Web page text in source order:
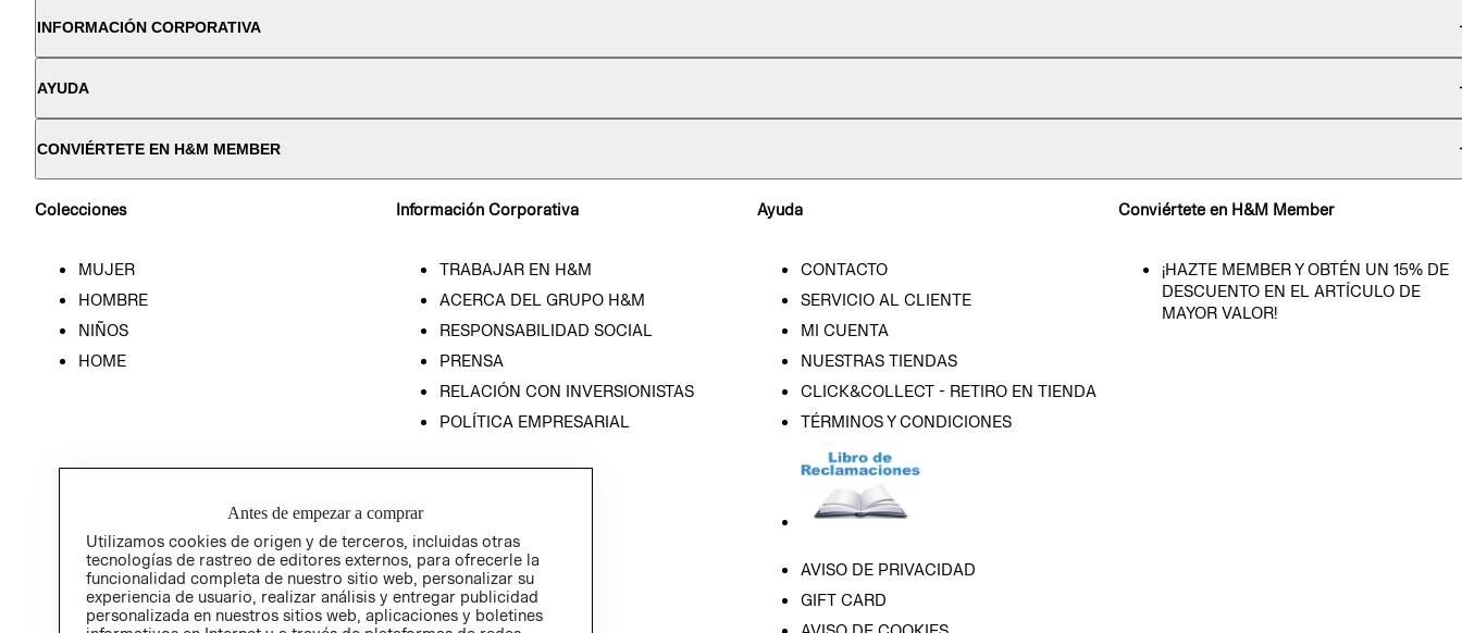
INFORMACIÓN CORPORATIVA
AYUDA
CONVIÉRTETE EN H&M MEMBER
Colecciones
MUJER
HOMBRE
NIÑOS
HOME
Información Corporativa
TRABAJAR EN H&M
ACERCA DEL GRUPO H&M
RESPONSABILIDAD SOCIAL
PRENSA
RELACIÓN CON INVERSIONISTAS
POLÍTICA EMPRESARIAL
Ayuda
CONTACTO
SERVICIO AL CLIENTE
MI CUENTA
NUESTRAS TIENDAS
CLICK&COLLECT - RETIRO EN TIENDA
TÉRMINOS Y CONDICIONES
AVISO DE PRIVACIDAD
GIFT CARD
Conviértete en H&M Member
¡HAZTE MEMBER Y OBTÉN UN 15% DE
DESCUENTO EN EL ARTÍCULO DE
MAYOR VALOR!
Antes de empezar a comprar
Utilizamos cookies de origen y de terceros, incluidas otras
tecnologías de rastreo de editores externos, para ofrecerle la
funcionalidad completa de nuestro sitio web, personalizar su
experiencia de usuario, realizar análisis y entregar publicidad
personalizada en nuestros sitios web, aplicaciones y boletines